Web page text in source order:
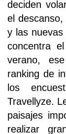
deciden
el
y las
concentra
verano,
ranking de
los
Travellyze.
paisajes
realizar